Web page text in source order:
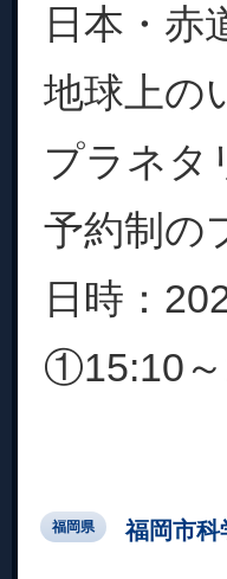
日本・赤
地球上の
プラネタ
予約制の
日時：
①15:10～
福岡県 福岡市科